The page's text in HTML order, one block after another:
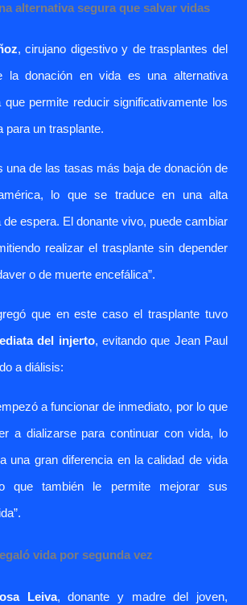
alternativa segura que salvar vidas
, cirujano digestivo y de trasplantes del
la donación en vida es una alternativa
permite reducir significativamente los
para un trasplante.
una de las tasas más baja de donación de
lo que se traduce en una alta
de espera. El donante vivo, puede cambiar
realizar el trasplante sin depender
o de muerte encefálica”.
que en este caso el trasplante tuvo
del injerto, evitando que Jean Paul
a diálisis:
a funcionar de inmediato, por lo que
a dializarse para continuar con vida, lo
una gran diferencia en la calidad de vida
que también le permite mejorar sus
vida por segunda vez
Leiva, donante y madre del joven,